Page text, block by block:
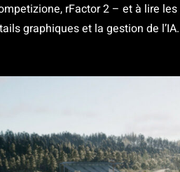
rFactor 2 – et à lire
graphiques et la gestion de